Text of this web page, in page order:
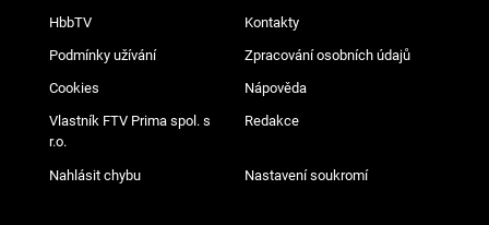
HbbTV Kontakty
Podmínky užívání Zpracování osobních údajů
Cookies Nápověda
Vlastník FTV Prima spol. s
r.o.
Redakce
Nahlásit chybu Nastavení soukromí